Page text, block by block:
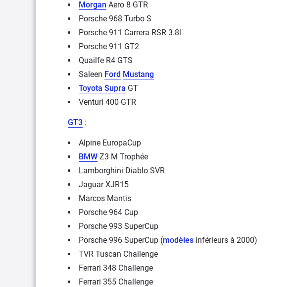
Morgan Aero 8 GTR
Porsche 968 Turbo S
Porsche 911 Carrera RSR 3.8l
Porsche 911 GT2
Quailfe R4 GTS
Saleen Ford Mustang
Toyota Supra GT
Venturi 400 GTR
GT3 :
Alpine EuropaCup
BMW Z3 M Trophée
Lamborghini Diablo SVR
Jaguar XJR15
Marcos Mantis
Porsche 964 Cup
Porsche 993 SuperCup
Porsche 996 SuperCup (modèles inférieurs à 2000)
TVR Tuscan Challenge
Ferrari 348 Challenge
Ferrari 355 Challenge